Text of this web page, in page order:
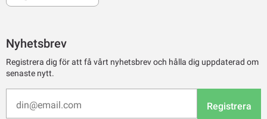
Nyhetsbrev
Registrera dig för att få vårt nyhetsbrev och hålla dig uppdaterad om
senaste nytt.
Registrera